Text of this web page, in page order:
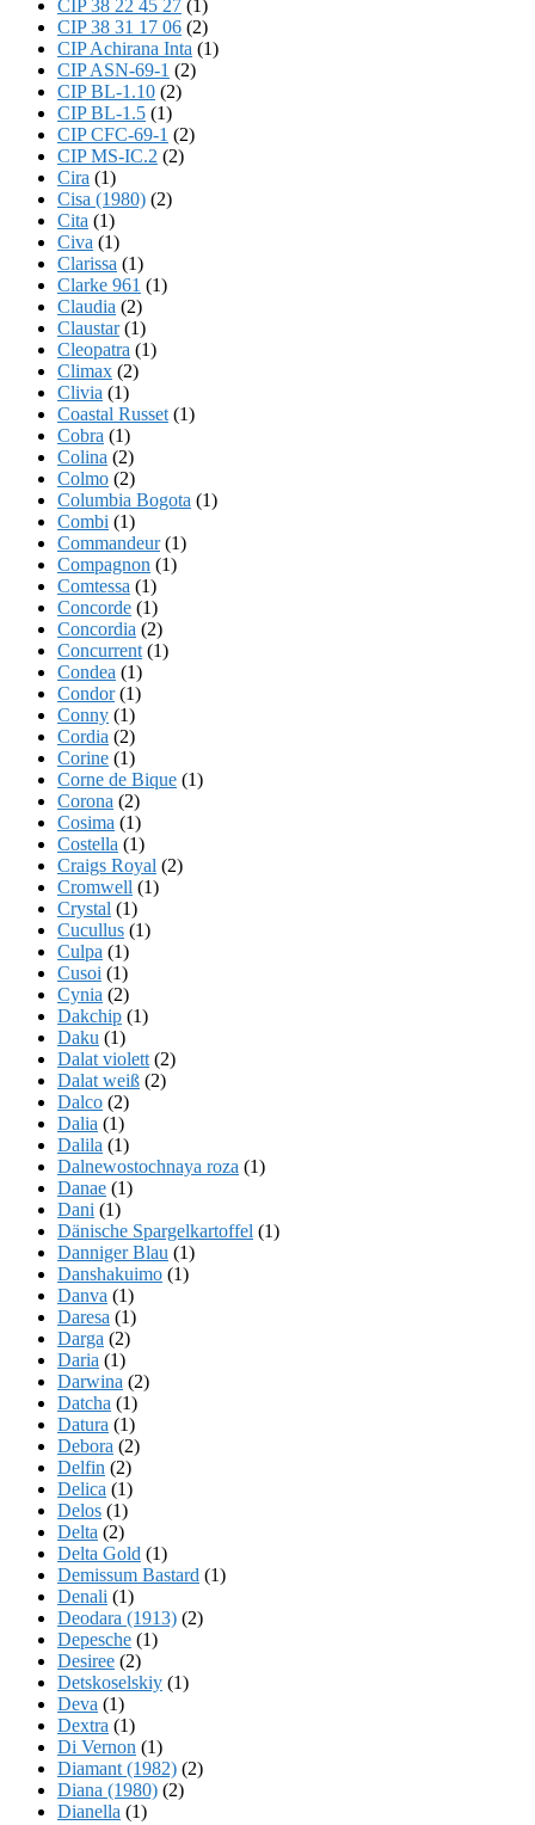
CIP 38 22 45 27 (1)
CIP 38 31 17 06 (2)
CIP Achirana Inta (1)
CIP ASN-69-1 (2)
CIP BL-1.10 (2)
CIP BL-1.5 (1)
CIP CFC-69-1 (2)
CIP MS-IC.2 (2)
Cira (1)
Cisa (1980) (2)
Cita (1)
Civa (1)
Clarissa (1)
Clarke 961 (1)
Claudia (2)
Claustar(1)
Cleopatra (1)
Climax (2)
Clivia (1)
Coastal Russet (1)
Cobra (1)
Colina (2)
Colmo (2)
Columbia Bogota (1)
Combi (1)
Commandeur(1)
Compagnon (1)
Comtessa (1)
Concorde (1)
Concordia (2)
Concurrent (1)
Condea (1)
Condor(1)
Conny (1)
Cordia (2)
Corine (1)
Corne de Bique (1)
Corona (2)
Cosima (1)
Costella (1)
Craigs Royal (2)
Cromwell (1)
Crystal (1)
Cucullus (1)
Culpa (1)
Cusoi (1)
Cynia (2)
Dakchip (1)
Daku (1)
Dalat violett (2)
Dalat weiß (2)
Dalco (2)
Dalia (1)
Dalila (1)
Dalnewostochnaya roza (1)
Danae (1)
Dani (1)
Dänische Spargelkartoffel (1)
Danniger Blau (1)
Danshakuimo (1)
Danva (1)
Daresa (1)
Darga (2)
Daria (1)
Darwina (2)
Datcha (1)
Datura (1)
Debora (2)
Delfin (2)
Delica (1)
Delos (1)
Delta (2)
Delta Gold (1)
Demissum Bastard (1)
Denali (1)
Deodara (1913) (2)
Depesche (1)
Desiree (2)
Detskoselskiy (1)
Deva (1)
Dextra (1)
Di Vernon (1)
Diamant (1982) (2)
Diana (1980) (2)
Dianella (1)